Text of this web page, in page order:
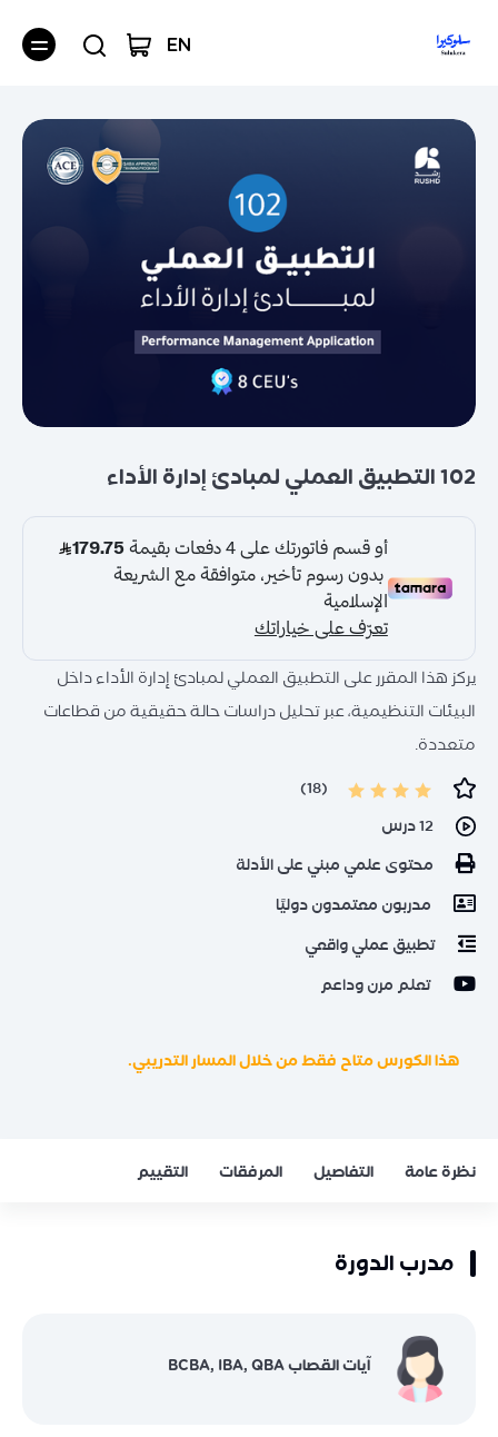
EN
102 التطبيق العملي لمبادئ إدارة الأداء
يركز هذا المقرر على التطبيق العملي لمبادئ إدارة الأداء داخل
البيئات التنظيمية، عبر تحليل دراسات حالة حقيقية من قطاعات
متعددة.
(18)
12 درس
محتوى علمي مبني على الأدلة
مدربون معتمدون دوليًا
تطبيق عملي واقعي
تعلم مرن وداعم
هذا الكورس متاح فقط من خلال المسار التدريبي.
نظرة عامة التفاصيل المرفقات التقييم
مدرب الدورة
آيات القصاب BCBA, IBA, QBA